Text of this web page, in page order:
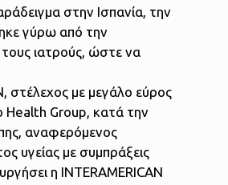
στην Ισπανία, την
γύρω από την
ιατρούς, ώστε να
στέλεχος με μεγάλο εύρος
Health Group, κατά την
αναφερόμενος
υγείας με συμπράξεις
η INTERAMERICAN